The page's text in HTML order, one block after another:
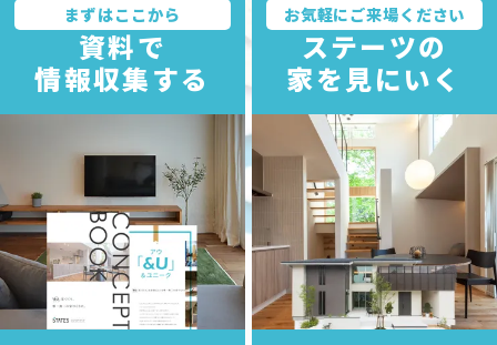
まずはここから
資料で
情報収集する
お気軽にご来場ください
ステーツの
家を見にいく